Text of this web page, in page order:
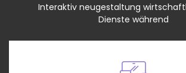
Interaktiv neugestaltung
Dienste während